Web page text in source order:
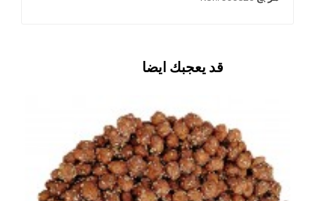
قد يعجبك ايضا